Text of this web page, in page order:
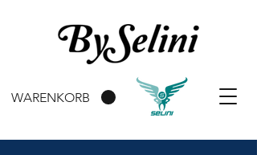
WARENKORB